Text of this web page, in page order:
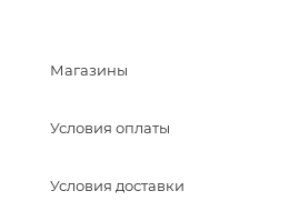
Магазины
Условия оплаты
Условия доставки